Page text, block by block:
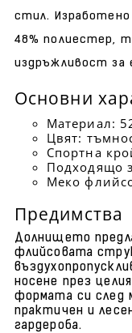
стил.
48% полиестер,
издръжливост за
Основни
Материал:
Цвят:
Спортна
Подходящо
Меко
Предимства
Долнището
флийсовата
носене през
формата си след
практичен и
гардероба.